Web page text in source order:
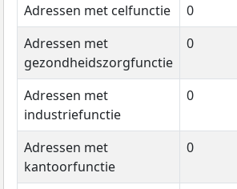
Adressen met celfunctie 0
Adressen met
gezondheidszorgfunctie
0
Adressen met
industriefunctie
0
Adressen met
kantoorfunctie
0